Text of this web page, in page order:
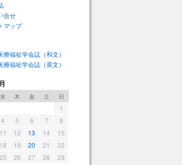
合せ
マップ
療福祉学会誌（和文）
療福祉学会誌（英文）
水 木 金 土 日
1
4 5 6 7
8
11 12 13 14
15
18 19 20 21
22
25 26 27 28 29